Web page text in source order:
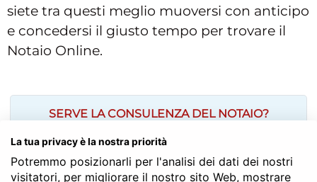
siete tra questi meglio muoversi con anticipo
e concedersi il giusto tempo per trovare il
Notaio Online.
SERVE LA CONSULENZA DEL NOTAIO?
La tua privacy è la nostra priorità
Potremmo posizionarli per l'analisi dei dati dei nostri
visitatori, per migliorare il nostro sito Web, mostrare